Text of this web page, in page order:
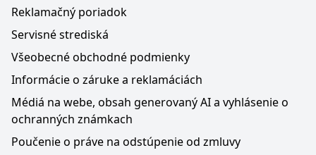
Reklamačný poriadok
Servisné strediská
Všeobecné obchodné podmienky
Informácie o záruke a reklamáciách
Médiá na webe, obsah generovaný AI a vyhlásenie o
ochranných známkach
Poučenie o práve na odstúpenie od zmluvy